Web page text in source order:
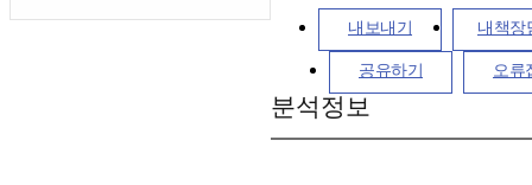
내보내기 내책장
공유하기 오류
분석정보